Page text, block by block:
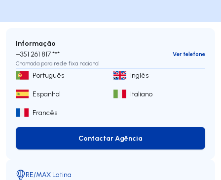
Informação
+351 261 817 ***
Ver telefone
Chamada para rede fixa nacional
Português Inglês
Espanhol Italiano
Francês
Contactar Agência
Contactar Agência
RE/MAX Latina